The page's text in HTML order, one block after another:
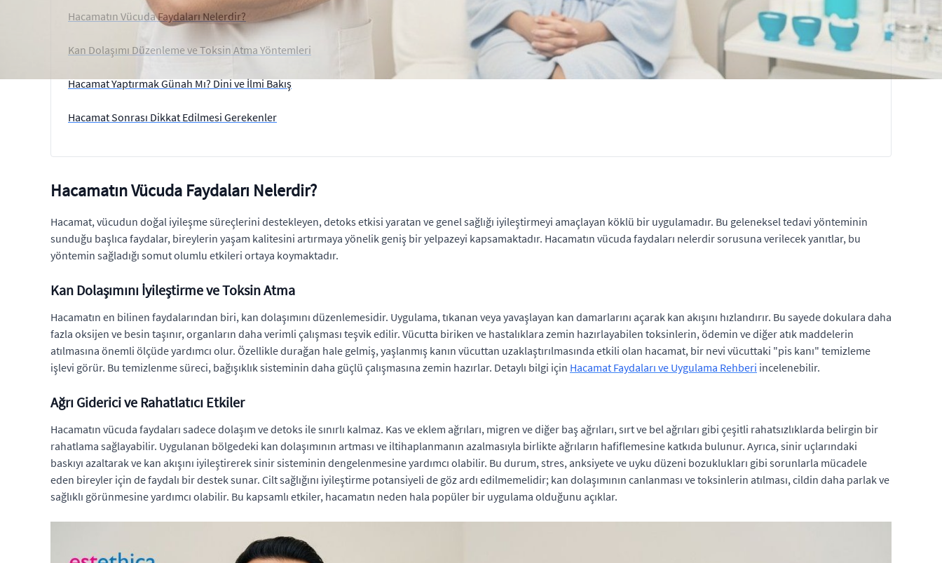
Hacamatın Vücuda Faydaları Nelerdir?
Kan Dolaşımı Düzenleme ve Toksin Atma Yöntemleri
Hacamat Yaptırmak Günah Mı? Dini ve İlmi Bakış
Hacamat Sonrası Dikkat Edilmesi Gerekenler
Hacamatın Vücuda Faydaları Nelerdir?
Hacamat, vücudun doğal iyileşme süreçlerini destekleyen, detoks etkisi yaratan ve genel sağlığı iyileştirmeyi amaçlayan köklü bir uygulamadır. Bu geleneksel tedavi yönteminin
sunduğu başlıca faydalar, bireylerin yaşam kalitesini artırmaya yönelik geniş bir yelpazeyi kapsamaktadır. Hacamatın vücuda faydaları nelerdir sorusuna verilecek yanıtlar, bu
yöntemin sağladığı somut olumlu etkileri ortaya koymaktadır.
Kan Dolaşımını İyileştirme ve Toksin Atma
Hacamatın en bilinen faydalarından biri, kan dolaşımını düzenlemesidir. Uygulama, tıkanan veya yavaşlayan kan damarlarını açarak kan akışını hızlandırır. Bu sayede dokulara daha
fazla oksijen ve besin taşınır, organların daha verimli çalışması teşvik edilir. Vücutta biriken ve hastalıklara zemin hazırlayabilen toksinlerin, ödemin ve diğer atık maddelerin
atılmasına önemli ölçüde yardımcı olur. Özellikle durağan hale gelmiş, yaşlanmış kanın vücuttan uzaklaştırılmasında etkili olan hacamat, bir nevi vücuttaki "pis kanı" temizleme
işlevi görür. Bu temizlenme süreci, bağışıklık sisteminin daha güçlü çalışmasına zemin hazırlar. Detaylı bilgi için Hacamat Faydaları ve Uygulama Rehberi incelenebilir.
Ağrı Giderici ve Rahatlatıcı Etkiler
Hacamatın vücuda faydaları sadece dolaşım ve detoks ile sınırlı kalmaz. Kas ve eklem ağrıları, migren ve diğer baş ağrıları, sırt ve bel ağrıları gibi çeşitli rahatsızlıklarda belirgin bir
rahatlama sağlayabilir. Uygulanan bölgedeki kan dolaşımının artması ve iltihaplanmanın azalmasıyla birlikte ağrıların hafiflemesine katkıda bulunur. Ayrıca, sinir uçlarındaki
baskıyı azaltarak ve kan akışını iyileştirerek sinir sisteminin dengelenmesine yardımcı olabilir. Bu durum, stres, anksiyete ve uyku düzeni bozuklukları gibi sorunlarla mücadele
eden bireyler için de faydalı bir destek sunar. Cilt sağlığını iyileştirme potansiyeli de göz ardı edilmemelidir; kan dolaşımının canlanması ve toksinlerin atılması, cildin daha parlak ve
sağlıklı görünmesine yardımcı olabilir. Bu kapsamlı etkiler, hacamatın neden hala popüler bir uygulama olduğunu açıklar.